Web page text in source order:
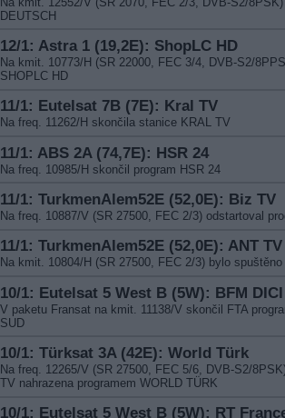
DEUTSCH
12/1: Astra 1 (19,2E): ShopLC HD
Na kmit. 10773/H (SR 22000, FEC 3/4, DVB-S2/
SHOPLC HD
11/1: Eutelsat 7B (7E): Kral TV
Na freq. 11262/H skončila stanice KRAL TV
11/1: ABS 2A (74,7E): HSR 24
Na freq. 10985/H skončil program HSR 24
11/1: TurkmenAlem52E (52,0E): Biz TV
Na freq. 10887/V (SR 27500, FEC 2/3) odstartoval
11/1: TurkmenAlem52E (52,0E): ANT TV
Na kmit. 10804/H (SR 27500, FEC 2/3) bylo
10/1: Eutelsat 5 West B (5W): BFM
V paketu Fransat na kmit. 11138/V skončil FTA
SUD
10/1: Türksat 3A (42E): World Türk
Na freq. 12265/V (SR 27500, FEC 5/6, DVB-S2/
TV nahrazena programem WORLD TÜRK
10/1: Eutelsat 5 West B (5W): RT